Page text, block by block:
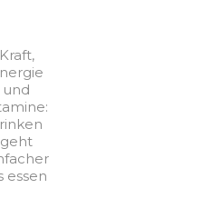
Kraft,
und
geht
essen